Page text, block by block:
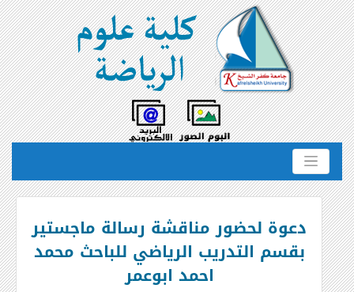
دعوة لحضور مناقشة رسالة ماجستير
بقسم التدريب الرياضي للباحث محمد
احمد ابوعمر